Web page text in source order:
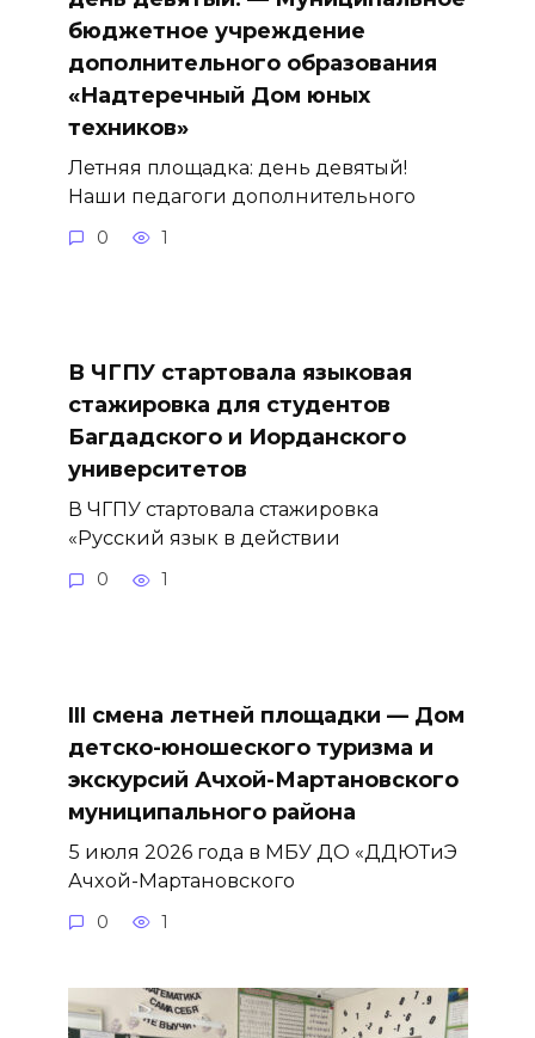
бюджетное учреждение
дополнительного образования
«Надтеречный Дом юных
техников»
Летняя площадка: день девятый!
Наши педагоги дополнительного
0 1
В ЧГПУ стартовала языковая
стажировка для студентов
Багдадского и Иорданского
университетов
В ЧГПУ стартовала стажировка
«Русский язык в действии
0 1
III смена летней площадки — Дом
детско-юношеского туризма и
экскурсий Ачхой-Мартановского
муниципального района
5 июля 2026 года в МБУ ДО «ДДЮТиЭ
Ачхой-Мартановского
0 1